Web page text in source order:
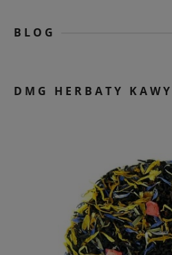
BLOG
DMG HERBATY KAWY